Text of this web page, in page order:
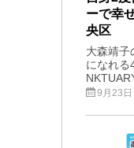
ーで幸
央区
大森靖子
になれる
9月23日